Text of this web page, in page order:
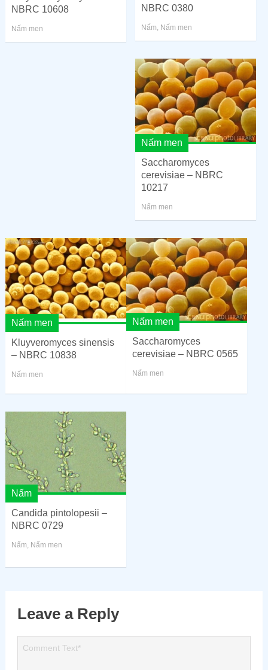
NBRC 10608
Nấm men
NBRC 0380
Nấm Nấm men
Nấm men
Saccharomyces
cerevisiae – NBRC
10217
Nấm men
Nấm men
Kluyveromyces sinensis
– NBRC 10838
Nấm men
Nấm men
Saccharomyces
cerevisiae – NBRC 0565
Nấm men
Nấm
Candida pintolopesii –
NBRC 0729
Nấm, Nấm men
Leave a Reply